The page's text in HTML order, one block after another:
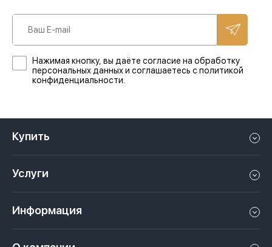
Нажимая кнопку, вы даёте согласие на обработку
персональных данных и соглашаетесь с политикой
конфиденциальности.
Купить
Апартаменты в Дубае
Услуги
Сдать недвижимость в Дубае, ОАЭ
Информация